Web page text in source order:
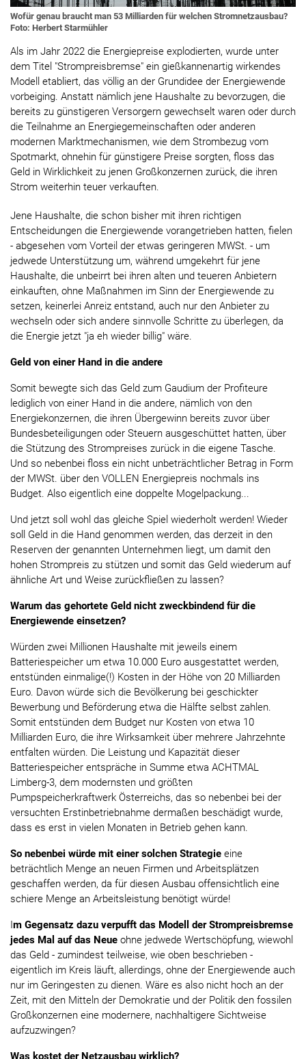
Wofür genau braucht man 53 Milliarden für welchen Stromnetzausbau?
Foto: Herbert Starmühler
Als im Jahr 2022 die Energiepreise explodierten, wurde unter
dem Titel "Strompreisbremse" ein gießkannenartig wirkendes
Modell etabliert, das völlig an der Grundidee der Energiewende
vorbeiging. Anstatt nämlich jene Haushalte zu bevorzugen, die
bereits zu günstigeren Versorgern gewechselt waren oder durch
die Teilnahme an Energiegemeinschaften oder anderen
modernen Marktmechanismen, wie dem Strombezug vom
Spotmarkt, ohnehin für günstigere Preise sorgten, floss das
Geld in Wirklichkeit zu jenen Großkonzernen zurück, die ihren
Strom weiterhin teuer verkauften.
Jene Haushalte, die schon bisher mit ihren richtigen
Entscheidungen die Energiewende vorangetrieben hatten, fielen
- abgesehen vom Vorteil der etwas geringeren MWSt. - um
jedwede Unterstützung um, während umgekehrt für jene
Haushalte, die unbeirrt bei ihren alten und teueren Anbietern
einkauften, ohne Maßnahmen im Sinn der Energiewende zu
setzen, keinerlei Anreiz entstand, auch nur den Anbieter zu
wechseln oder sich andere sinnvolle Schritte zu überlegen, da
die Energie jetzt "ja eh wieder billig" wäre.
Geld von einer Hand in die andere
Somit bewegte sich das Geld zum Gaudium der Profiteure
lediglich von einer Hand in die andere, nämlich von den
Energiekonzernen, die ihren Übergewinn bereits zuvor über
Bundesbeteiligungen oder Steuern ausgeschüttet hatten, über
die Stützung des Strompreises zurück in die eigene Tasche.
Und so nebenbei floss ein nicht unbeträchtlicher Betrag in Form
der MWSt. über den VOLLEN Energiepreis nochmals ins
Budget. Also eigentlich eine doppelte Mogelpackung...
Und jetzt soll wohl das gleiche Spiel wiederholt werden! Wieder
soll Geld in die Hand genommen werden, das derzeit in den
Reserven der genannten Unternehmen liegt, um damit den
hohen Strompreis zu stützen und somit das Geld wiederum auf
ähnliche Art und Weise zurückfließen zu lassen?
Warum das gehortete Geld nicht zweckbindend für die
Energiewende einsetzen?
Würden zwei Millionen Haushalte mit jeweils einem
Batteriespeicher um etwa 10.000 Euro ausgestattet werden,
entstünden einmalige(!) Kosten in der Höhe von 20 Milliarden
Euro. Davon würde sich die Bevölkerung bei geschickter
Bewerbung und Beförderung etwa die Hälfte selbst zahlen.
Somit entstünden dem Budget nur Kosten von etwa 10
Milliarden Euro, die ihre Wirksamkeit über mehrere Jahrzehnte
entfalten würden. Die Leistung und Kapazität dieser
Batteriespeicher entspräche in Summe etwa ACHTMAL
Limberg-3, dem modernsten und größten
Pumpspeicherkraftwerk Österreichs, das so nebenbei bei der
versuchten Erstinbetriebnahme dermaßen beschädigt wurde,
dass es erst in vielen Monaten in Betrieb gehen kann.
So nebenbei würde mit einer solchen Strategie eine
beträchtlich Menge an neuen Firmen und Arbeitsplätzen
geschaffen werden, da für diesen Ausbau offensichtlich eine
schiere Menge an Arbeitsleistung benötigt würde!
m Gegensatz dazu verpufft das Modell der Strompreisbremse
jedes Mal auf das Neue ohne jedwede Wertschöpfung, wiewohl
das Geld - zumindest teilweise, wie oben beschrieben -
eigentlich im Kreis läuft, allerdings, ohne der Energiewende auch
nur im Geringesten zu dienen. Wäre es also nicht hoch an der
Zeit, mit den Mitteln der Demokratie und der Politik den fossilen
Großkonzernen eine modernere, nachhaltigere Sichtweise
aufzuzwingen?